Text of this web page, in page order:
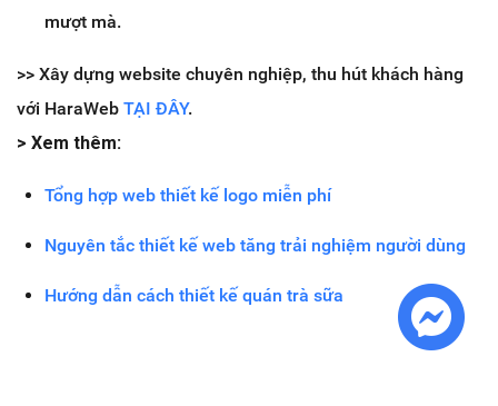
mượt mà.
>> Xây dựng website chuyên nghiệp, thu hút khách hàng
với HaraWeb TẠI ĐÂY.
> Xem thêm:
Tổng hợp web thiết kế logo miễn phí
Nguyên tắc thiết kế web tăng trải nghiệm người dùng
Hướng dẫn cách thiết kế quán trà sữa